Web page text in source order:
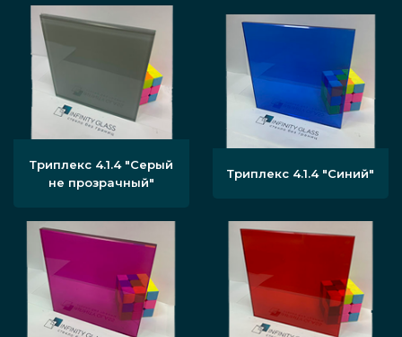
Триплекс 4.1.4 "Серый
не прозрачный"
Триплекс 4.1.4 "Синий"